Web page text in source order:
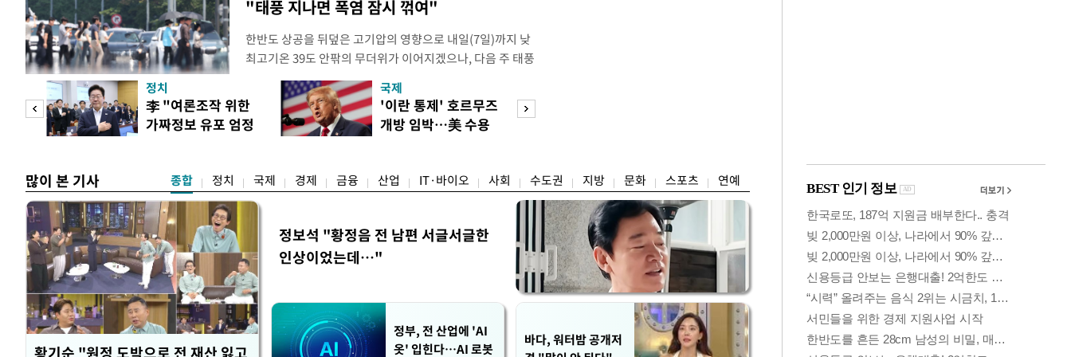
"태풍 지나면 폭염 잠시 꺾여"
한반도 상공을 뒤덮은 고기압의 영향으로 내일(7일)까지 낮
최고기온 39도 안팎의 무더위가 이어지겠으나, 다음 주 태풍
'돌핀'이 지나며 기압계가 재편되는 과정에서 폭염이 일시적
으로 주춤할 것으로 기상청은 내다봤다. 기상청은 6일 오전
정례 브리핑을 열고 이같이 밝혔다. 이광연 기상청 예보분석
관은 "상층까지 잘 연결된 고기압이 한반도에 자리잡고 있
정치
李 "여론조작 위한
가짜정보 유포 엄정
국제
'이란 통제' 호르무즈
개방 임박…美 수용
많이 본 기사 종합 정치 국제 경제 금융 산업 IT·바이오 사회 수도권 지방 문화 스포츠 연예
황기순 "원정 도박으로 전 재산 잃고
정보석 "황정음 전 남편 서글서글한
인상이었는데…"
정부, 전 산업에 'AI
옷' 입힌다…AI 로봇
바다, 워터밤 공개저